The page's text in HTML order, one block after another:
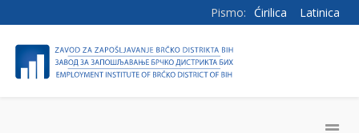
Pismo: Ćirilica Latinica